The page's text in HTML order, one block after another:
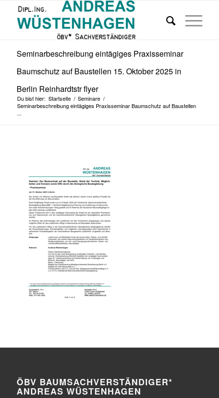
Seminarbeschreibung eintägiges Praxisseminar
Baumschutz auf Baustellen 15. Oktober 2025 in
Berlin Reinhardtstr flyer
Du bist hier: Startseite / Seminare /
Seminarbeschreibung eintägiges Praxisseminar Baumschutz auf Baustellen
...
ÖBV BAUMSACHVERSTÄNDIGER*
ANDREAS WÜSTENHAGEN